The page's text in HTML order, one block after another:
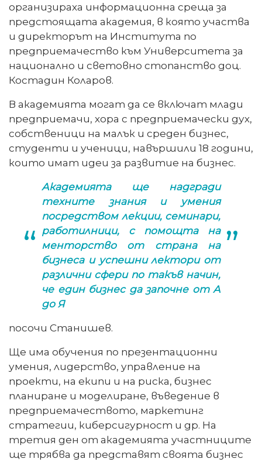
организираха информационна среща за
предстоящата академия, в която участва
и директорът на Института по
предприемачество към Университета за
национално и световно стопанство доц.
Костадин Коларов.
В академията могат да се включат млади
предприемачи, хора с предприемачески дух,
собственици на малък и среден бизнес,
студенти и ученици, навършили 18 години,
които имат идеи за развитие на бизнес.
Академията ще надгради
техните знания и умения
посредством лекции, семинари,
работилници, с помощта на
менторство от страна на
бизнеса и успешни лектори от
различни сфери по такъв начин,
че един бизнес да започне от А
до Я
посочи Станишев.
Ще има обучения по презентационни
умения, лидерство, управление на
проекти, на екипи и на риска, бизнес
планиране и моделиране, въведение в
предприемачеството, маркетинг
стратегии, киберсигурност и др. На
третия ден от академията участниците
ще трябва да представят своята бизнес